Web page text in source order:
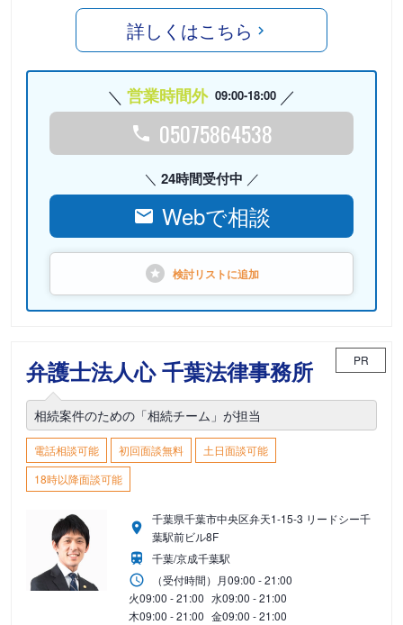
詳しくはこちら
営業時間外 09:00-18:00
05075864538
24時間受付中
Webで相談
検討リストに追加
弁護士法人心 千葉法律事務所 PR
相続案件のための「相続チーム」が担当
電話相談可能 初回面談無料
土日面談可能
18時以降面談可能
千葉県千葉市中央区弁天1-15-3 リードシー千
葉駅前ビル8F
千葉/京成千葉駅
（受付時間） 月09:00 - 21:00
火09:00 - 21:00 水09:00 - 21:00
木09:00 - 21:00 金09:00 - 21:00